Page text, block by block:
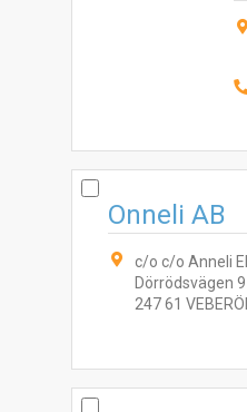
Onneli AB
c/o c/o Anneli
Dörrödsvägen 9
247 61